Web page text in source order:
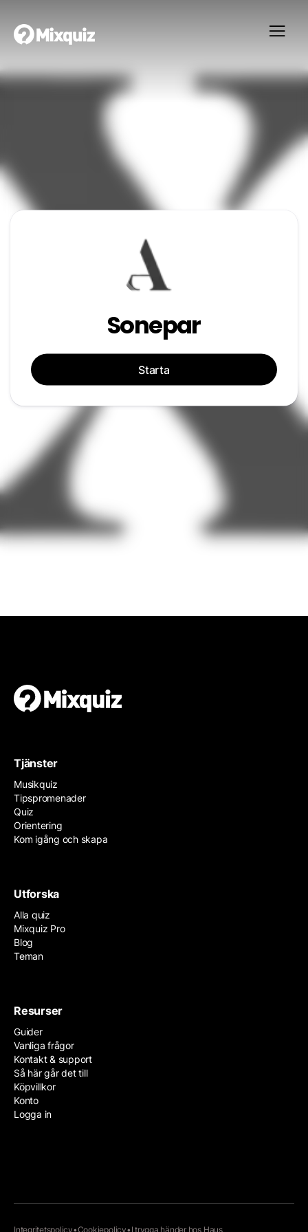
Sonepar
Starta
Tjänster
Musikquiz
Tipspromenader
Quiz
Orientering
Kom igång och skapa
Utforska
Alla quiz
Mixquiz Pro
Blog
Teman
Resurser
Guider
Vanliga frågor
Kontakt & support
Så här går det till
Köpvillkor
Konto
Logga in
Integritetspolicy•Cookiepolicy•I trygga händer hos Haus